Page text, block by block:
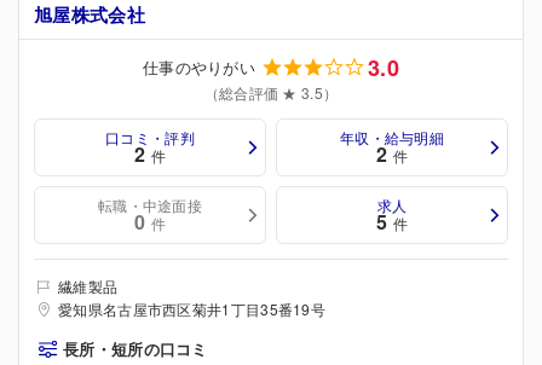
旭屋株式会社
仕事のやりがい 3.0
（総合評価 ★ 3.5）
口コミ・評判
2 件
年収・給与明細
2 件
転職・中途面接
0 件
求人
5 件
繊維製品
愛知県名古屋市西区菊井1丁目35番19号
長所・短所の口コミ